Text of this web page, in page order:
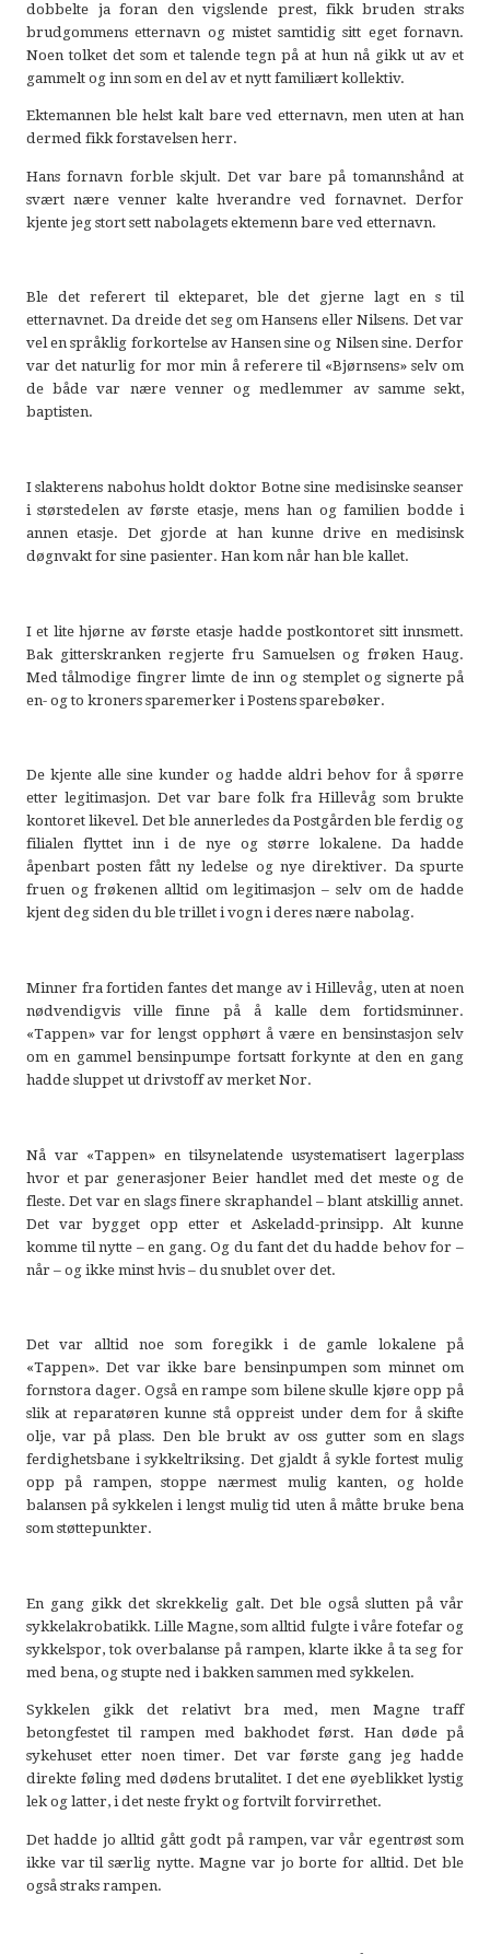
dobbelte ja foran den vigslende prest, fikk bruden straks
brudgommens etternavn og mistet samtidig sitt eget fornavn.
Noen tolket det som et talende tegn på at hun nå gikk ut av et
gammelt og inn som en del av et nytt familiært kollektiv.
Ektemannen ble helst kalt bare ved etternavn, men uten at han
dermed fikk forstavelsen herr.
Hans fornavn forble skjult. Det var bare på tomannshånd at
svært nære venner kalte hverandre ved fornavnet. Derfor
kjente jeg stort sett nabolagets ektemenn bare ved etternavn.
Ble det referert til ekteparet, ble det gjerne lagt en s til
etternavnet. Da dreide det seg om Hansens eller Nilsens. Det var
vel en språklig forkortelse av Hansen sine og Nilsen sine. Derfor
var det naturlig for mor min å referere til «Bjørnsens» selv om
de både var nære venner og medlemmer av samme sekt,
baptisten.
I slakterens nabohus holdt doktor Botne sine medisinske seanser
i størstedelen av første etasje, mens han og familien bodde i
annen etasje. Det gjorde at han kunne drive en medisinsk
døgnvakt for sine pasienter. Han kom når han ble kallet.
I et lite hjørne av første etasje hadde postkontoret sitt innsmett.
Bak gitterskranken regjerte fru Samuelsen og frøken Haug.
Med tålmodige fingrer limte de inn og stemplet og signerte på
en- og to kroners sparemerker i Postens sparebøker.
De kjente alle sine kunder og hadde aldri behov for å spørre
etter legitimasjon. Det var bare folk fra Hillevåg som brukte
kontoret likevel. Det ble annerledes da Postgården ble ferdig og
filialen flyttet inn i de nye og større lokalene. Da hadde
åpenbart posten fått ny ledelse og nye direktiver. Da spurte
fruen og frøkenen alltid om legitimasjon – selv om de hadde
kjent deg siden du ble trillet i vogn i deres nære nabolag.
Minner fra fortiden fantes det mange av i Hillevåg, uten at noen
nødvendigvis ville finne på å kalle dem fortidsminner.
«Tappen» var for lengst opphørt å være en bensinstasjon selv
om en gammel bensinpumpe fortsatt forkynte at den en gang
hadde sluppet ut drivstoff av merket Nor.
Nå var «Tappen» en tilsynelatende usystematisert lagerplass
hvor et par generasjoner Beier handlet med det meste og de
fleste. Det var en slags finere skraphandel – blant atskillig annet.
Det var bygget opp etter et Askeladd-prinsipp. Alt kunne
komme til nytte – en gang. Og du fant det du hadde behov for –
når – og ikke minst hvis – du snublet over det.
Det var alltid noe som foregikk i de gamle lokalene på
«Tappen». Det var ikke bare bensinpumpen som minnet om
fornstora dager. Også en rampe som bilene skulle kjøre opp på
slik at reparatøren kunne stå oppreist under dem for å skifte
olje, var på plass. Den ble brukt av oss gutter som en slags
ferdighetsbane i sykkeltriksing. Det gjaldt å sykle fortest mulig
opp på rampen, stoppe nærmest mulig kanten, og holde
balansen på sykkelen i lengst mulig tid uten å måtte bruke bena
som støttepunkter.
En gang gikk det skrekkelig galt. Det ble også slutten på vår
sykkelakrobatikk. Lille Magne, som alltid fulgte i våre fotefar og
sykkelspor, tok overbalanse på rampen, klarte ikke å ta seg for
med bena, og stupte ned i bakken sammen med sykkelen.
Sykkelen gikk det relativt bra med, men Magne traff
betongfestet til rampen med bakhodet først. Han døde på
sykehuset etter noen timer. Det var første gang jeg hadde
direkte føling med dødens brutalitet. I det ene øyeblikket lystig
lek og latter, i det neste frykt og fortvilt forvirrethet.
Det hadde jo alltid gått godt på rampen, var vår egentrøst som
ikke var til særlig nytte. Magne var jo borte for alltid. Det ble
også straks rampen.